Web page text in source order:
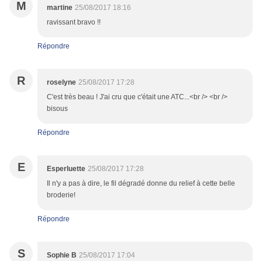
M martine 25/08/2017 18:16
ravissant bravo !!
Répondre
R roselyne 25/08/2017 17:28
C'est très beau ! J'ai cru que c'était une ATC...<br /> <br />
bisous
Répondre
E Esperluette 25/08/2017 17:28
Il n'y a pas à dire, le fil dégradé donne du relief à cette belle
broderie!
Répondre
S Sophie B 25/08/2017 17:04